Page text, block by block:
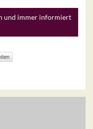
und immer informiert